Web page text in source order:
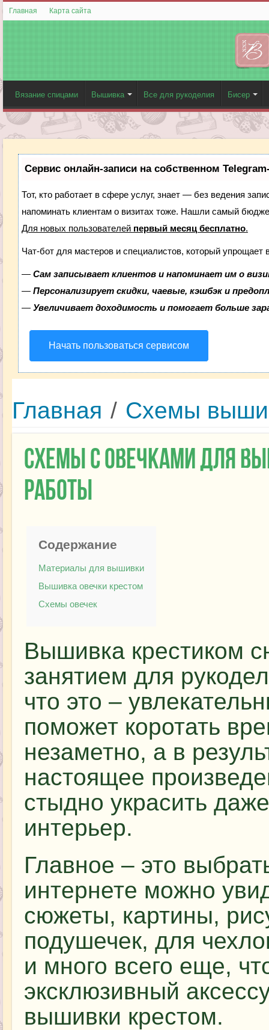
Главная Карта сайта
Вязание спицами Вышивка Все для рукоделия Бисер
Сервис онлайн-записи на собственном
Тот, кто работает в сфере услуг, знает — без ведения
напоминать клиентам о визитах тоже. Нашли самый
Для новых пользователей первый месяц бесплатно.
Чат-бот для мастеров и специалистов, который упрощает
— Сам записывает клиентов и напоминает им о
— Персонализирует скидки, чаевые, кэшбэк и
— Увеличивает доходимость и помогает больше
Начать пользоваться сервисом
Главная / Схемы
Схемы с овечками для
работы
Содержание
Материалы для вышивки
Вышивка овечки крестом
Схемы овечек
Вышивка крестиком
занятием для
что это –
поможет коротать
незаметно, а в
настоящее
стыдно украсить
интерьер.
Главное – это
интернете можно
сюжеты, картины,
подушечек, для
и много всего еще,
эксклюзивный
вышивки крестом.